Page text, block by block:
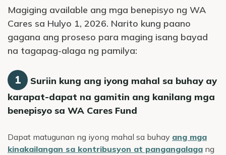
Magiging available ang mga benepisyo ng WA
Cares sa Hulyo 1, 2026. Narito kung paano
gagana ang proseso para maging isang bayad
na tagapag-alaga ng pamilya:
1
Suriin kung ang iyong mahal sa buhay ay
karapat-dapat na gamitin ang kanilang mga
benepisyo sa WA Cares Fund
Dapat matugunan ng iyong mahal sa buhay ang mga
kinakailangan sa kontribusyon at pangangalaga ng